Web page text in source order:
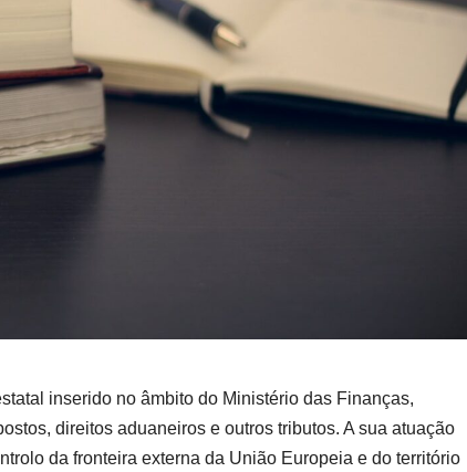
inserido no âmbito do Ministério das Finanças,
direitos aduaneiros e outros tributos. A sua atuação
da fronteira externa da União Europeia e do território